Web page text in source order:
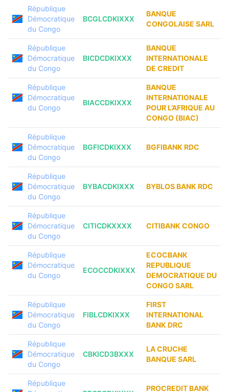
République
Démocratique
du Congo
BCGLCDKIXXX
BANQUE
CONGOLAISE SARL
République
Démocratique
du Congo
BICDCDKIXXX
BANQUE
INTERNATIONALE
DE CREDIT
République
Démocratique
du Congo
BIACCDKIXXX
BANQUE
INTERNATIONALE
POUR L’AFRIQUE AU
CONGO (BIAC)
République
Démocratique
du Congo
BGFICDKIXXX BGFIBANK RDC
République
Démocratique
du Congo
BYBACDKIXXX BYBLOS BANK RDC
République
Démocratique
du Congo
CITICDKXXXX CITIBANK CONGO
République
Démocratique
du Congo
ECOCCDKIXXX
ECOCBANK
REPUBLIQUE
DEMOCRATIQUE DU
CONGO SARL
République
Démocratique
du Congo
FIBLCDKIXXX
FIRST
INTERNATIONAL
BANK DRC
République
Démocratique
du Congo
CBKICD3BXXX
LA CRUCHE
BANQUE SARL
République
PROCREDIT BANK